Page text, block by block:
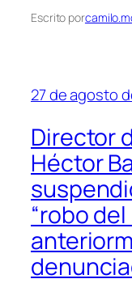
Escrito por
27 de agosto
Director
Héctor
“robo del